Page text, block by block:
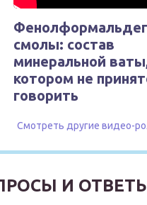
смолы: состав
минеральной
котором не
говорить
Смотреть другие видео-
И